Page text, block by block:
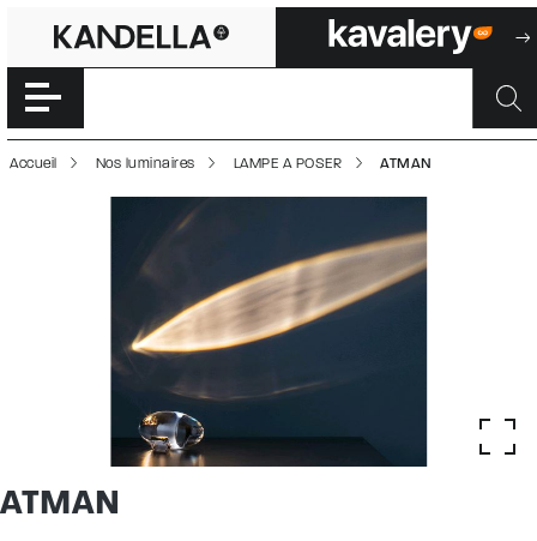
ATMAN |
Accéder directement au contenu de la page
Accueil Nos luminaires LAMPE A POSER ATMAN
ATMAN